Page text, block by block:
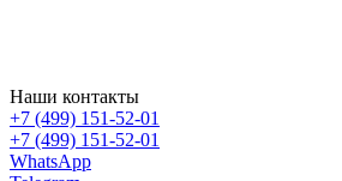
Наши контакты
+7 (499) 151-52-01
+7 (499) 151-52-01
WhatsApp